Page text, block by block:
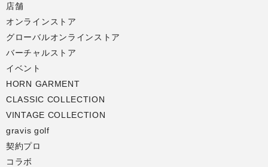
店舗
オンラインストア
グローバルオンラインストア
バーチャルストア
イベント
HORN GARMENT
CLASSIC COLLECTION
VINTAGE COLLECTION
gravis golf
契約プロ
コラボ